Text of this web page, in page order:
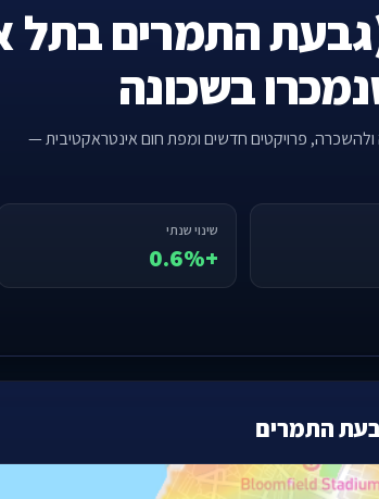
התמרים בתל
בשכונה
ולהשכרה, פרויקטים חדשים ומפת חום אינטראקטיבית —
שינוי שנתי
+0.6%
התמרים